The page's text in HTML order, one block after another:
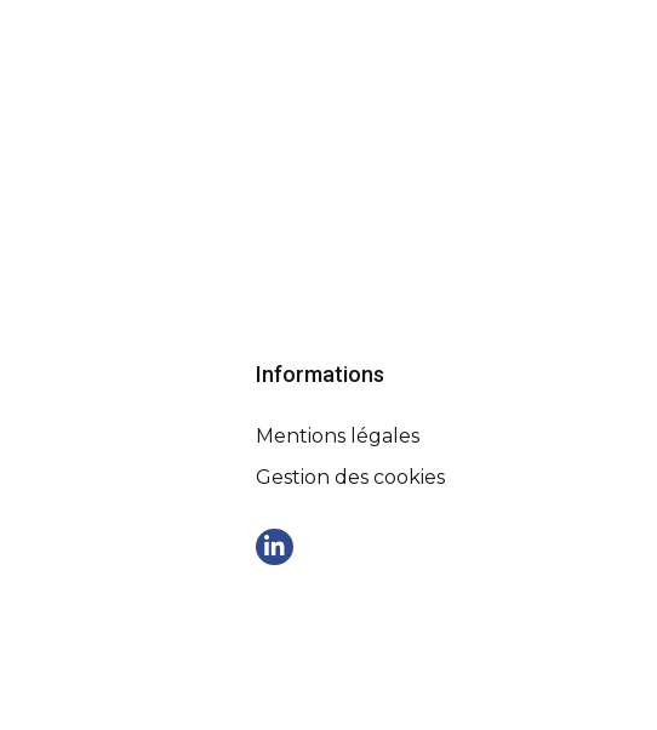
Informations
Mentions légales
Gestion des cookies